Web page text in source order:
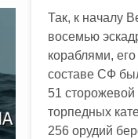
Так, к началу
восемью
кораблями,
составе СФ
51
торпедных
256 орудий